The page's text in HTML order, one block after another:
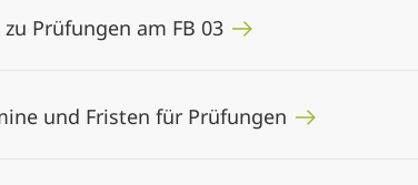
zu Prüfungen am FB 03
und Fristen für Prüfungen